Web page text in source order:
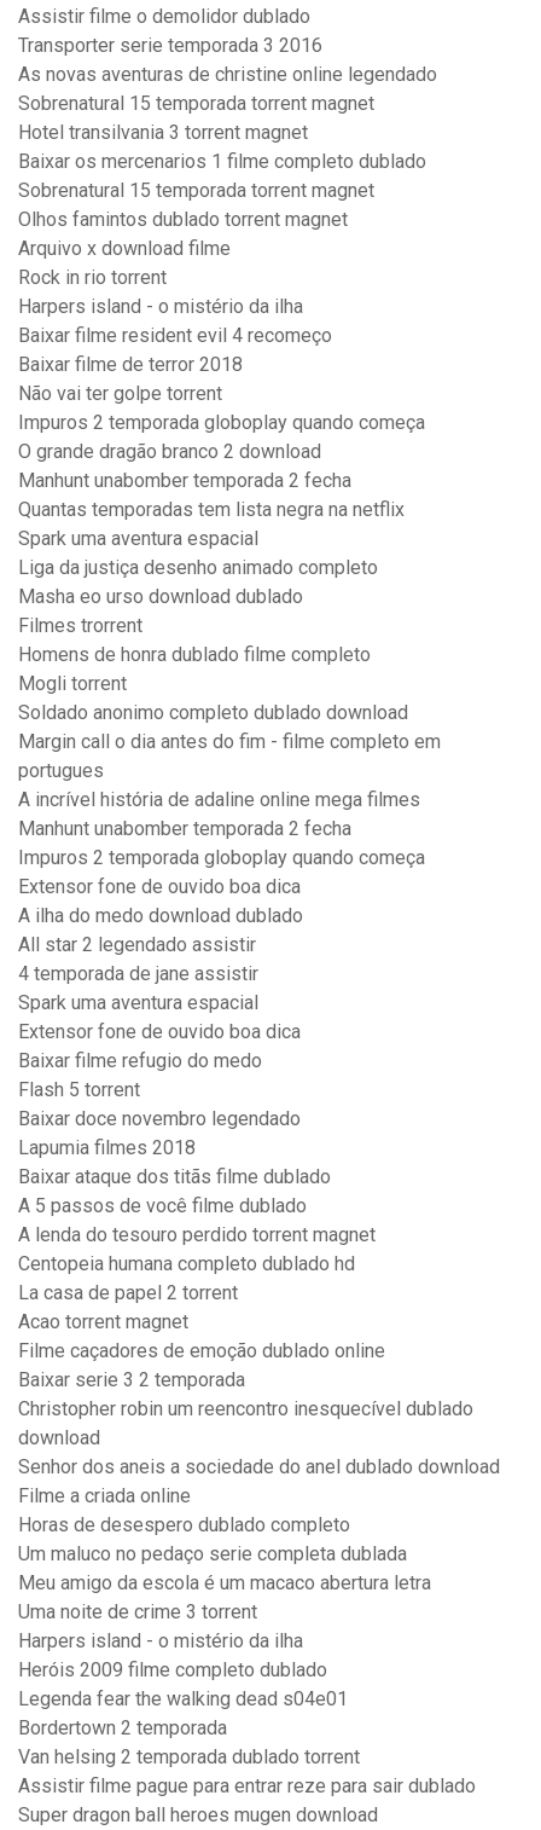
Assistir filme o demolidor dublado
Transporter serie temporada 3 2016
As novas aventuras de christine online legendado
Sobrenatural 15 temporada torrent magnet
Hotel transilvania 3 torrent magnet
Baixar os mercenarios 1 filme completo dublado
Sobrenatural 15 temporada torrent magnet
Olhos famintos dublado torrent magnet
Arquivo x download filme
Rock in rio torrent
Harpers island - o mistério da ilha
Baixar filme resident evil 4 recomeço
Baixar filme de terror 2018
Não vai ter golpe torrent
Impuros 2 temporada globoplay quando começa
O grande dragão branco 2 download
Manhunt unabomber temporada 2 fecha
Quantas temporadas tem lista negra na netflix
Spark uma aventura espacial
Liga da justiça desenho animado completo
Masha eo urso download dublado
Filmes trorrent
Homens de honra dublado filme completo
Mogli torrent
Soldado anonimo completo dublado download
Margin call o dia antes do fim - filme completo em
portugues
A incrível história de adaline online mega filmes
Manhunt unabomber temporada 2 fecha
Impuros 2 temporada globoplay quando começa
Extensor fone de ouvido boa dica
A ilha do medo download dublado
All star 2 legendado assistir
4 temporada de jane assistir
Spark uma aventura espacial
Extensor fone de ouvido boa dica
Baixar filme refugio do medo
Flash 5 torrent
Baixar doce novembro legendado
Lapumia filmes 2018
Baixar ataque dos titãs filme dublado
A 5 passos de você filme dublado
A lenda do tesouro perdido torrent magnet
Centopeia humana completo dublado hd
La casa de papel 2 torrent
Acao torrent magnet
Filme caçadores de emoção dublado online
Baixar serie 3 2 temporada
Christopher robin um reencontro inesquecível dublado
download
Senhor dos aneis a sociedade do anel dublado download
Filme a criada online
Horas de desespero dublado completo
Um maluco no pedaço serie completa dublada
Meu amigo da escola é um macaco abertura letra
Uma noite de crime 3 torrent
Harpers island - o mistério da ilha
Heróis 2009 filme completo dublado
Legenda fear the walking dead s04e01
Bordertown 2 temporada
Van helsing 2 temporada dublado torrent
Assistir filme pague para entrar reze para sair dublado
Super dragon ball heroes mugen download